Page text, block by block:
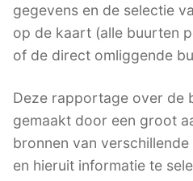
gegevens en de selectie
op de kaart (alle buurten
of de direct omliggende
Deze rapportage over de
gemaakt door een groot
bronnen van
en hieruit informatie te